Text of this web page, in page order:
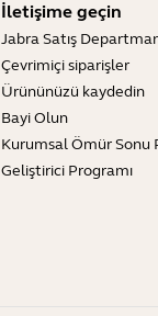
İletişime geçin
Jabra Satış
Çevrimiçi siparişler
Ürününüzü kaydedin
Bayi Olun
Kurumsal Ömür Sonu
Geliştirici Programı